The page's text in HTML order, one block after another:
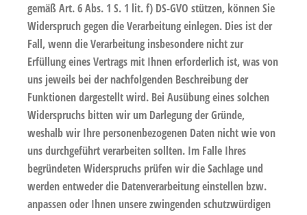
gemäß Art. 6 Abs. 1 S. 1 lit. f) DS-GVO stützen, können Sie
Widerspruch gegen die Verarbeitung einlegen. Dies ist der
Fall, wenn die Verarbeitung insbesondere nicht zur
Erfüllung eines Vertrags mit Ihnen erforderlich ist, was von
uns jeweils bei der nachfolgenden Beschreibung der
Funktionen dargestellt wird. Bei Ausübung eines solchen
Widerspruchs bitten wir um Darlegung der Gründe,
weshalb wir Ihre personenbezogenen Daten nicht wie von
uns durchgeführt verarbeiten sollten. Im Falle Ihres
begründeten Widerspruchs prüfen wir die Sachlage und
werden entweder die Datenverarbeitung einstellen bzw.
anpassen oder Ihnen unsere zwingenden schutzwürdigen